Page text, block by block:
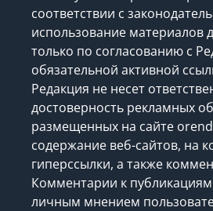
соответствии с
использование материалов
только по согласованию с
обязательной активной
Редакция не несет
достоверность рекламных
размещенных на сайте
содержание веб-сайтов, на
гиперссылки, а также
Комментарии к
личным мнением